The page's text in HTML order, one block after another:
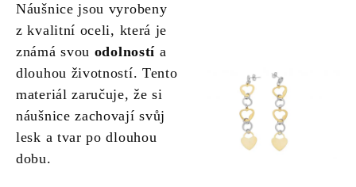
Náušnice jsou vyrobeny
z kvalitní oceli, která je
známá svou odolností a
dlouhou životností. Tento
materiál zaručuje, že si
náušnice zachovají svůj
lesk a tvar po dlouhou
dobu.